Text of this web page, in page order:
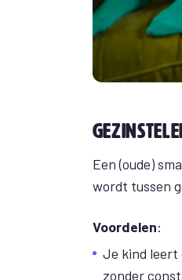
Een (oude)
wordt tussen
Voordelen:
Je kind leert
zonder